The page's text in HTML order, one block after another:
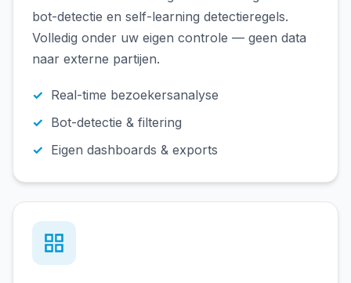
bot-detectie en self-learning detectieregels.
Volledig onder uw eigen controle — geen data
naar externe partijen.
Real-time bezoekersanalyse
Bot-detectie & filtering
Eigen dashboards & exports